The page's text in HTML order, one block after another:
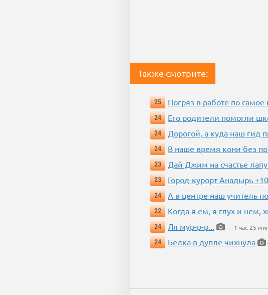
Также смотрите:
25 Погряз в работе по самое
24
Его родители помогли
24
Дорогой, а куда наш гид
24
В наше время кони без
23
Дай Джим на счастье
23
Город-курорт Анадырь
24
А в центре наш учитель
22
Когда я ем, я глух и нем,
24
Ля мур-р-р...
— 1 час 25
24
Белка в дупле чихнула